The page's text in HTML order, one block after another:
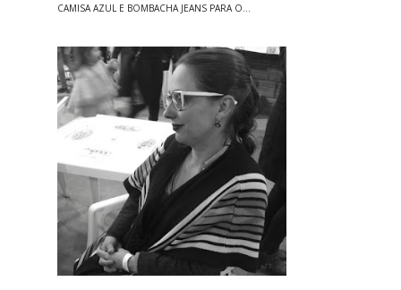
CAMISA AZUL E BOMBACHA JEANS PARA O...